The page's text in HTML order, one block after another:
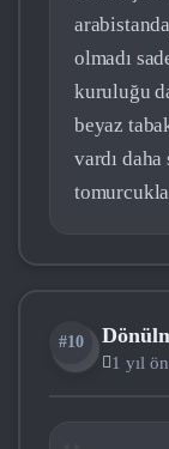
olmadı
kuruluğu
beyaz
vardı
#10
1 yıl